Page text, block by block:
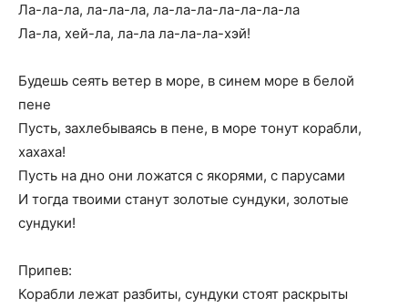
Ла-ла-ла, ла-ла-ла, ла-ла-ла-ла-ла-ла-ла
Ла-ла, хей-ла, ла-ла ла-ла-ла-хэй!
Будешь сеять ветер в море, в синем море в белой
пене
Пусть, захлебываясь в пене, в море тонут корабли,
хахаха!
Пусть на дно они ложатся с якорями, с парусами
И тогда твоими станут золотые сундуки, золотые
сундуки!
Припев:
Корабли лежат разбиты, сундуки стоят раскрыты